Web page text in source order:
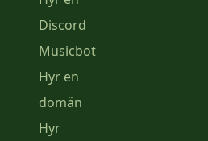
Discord
Musicbot
Hyr en
domän
Hyr